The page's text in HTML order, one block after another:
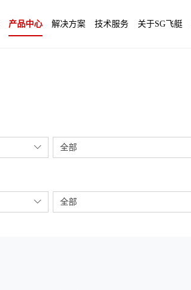
产品中心 解决方案 技术服务 关于SG飞艇
全部
全部